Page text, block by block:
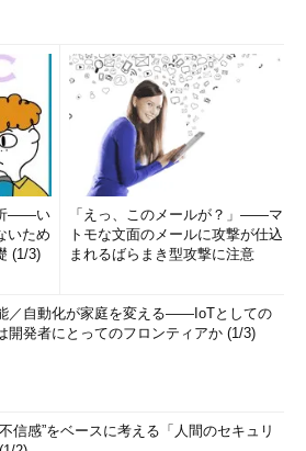
析――い
いため
(1/3)
「えっ、このメールが？」――マ
トモな文面のメールに攻撃が仕込
まれるばらまき型攻撃に注意
／自動化が家庭を変える――IoTとしての
開発者にとってのフロンティアか (1/3)
信感”をベースに考える「人間のセキュリ